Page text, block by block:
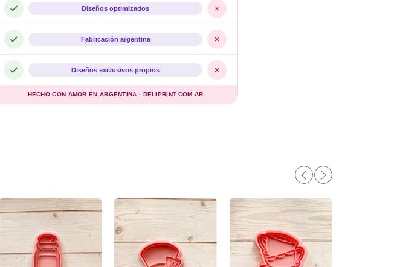
Diseños optimizados
Fabricación argentina
Diseños exclusivos propios
HECHO CON AMOR EN ARGENTINA · DELIPRINT.COM.AR